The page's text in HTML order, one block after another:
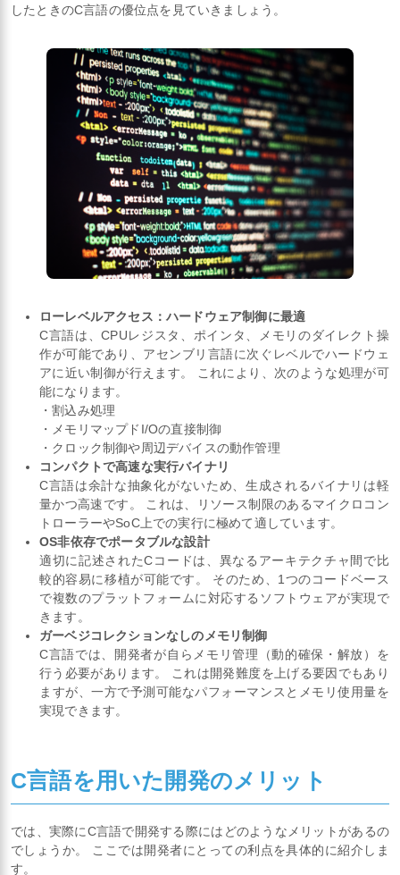
したときのC言語の優位点を見ていきましょう。
ローレベルアクセス：ハードウェア制御に最適
C言語は、CPUレジスタ、ポインタ、メモリのダイレクト操
作が可能であり、アセンブリ言語に次ぐレベルでハードウェ
アに近い制御が行えます。 これにより、次のような処理が可
能になります。
・割込み処理
・メモリマップドI/Oの直接制御
・クロック制御や周辺デバイスの動作管理
コンパクトで高速な実行バイナリ
C言語は余計な抽象化がないため、生成されるバイナリは軽
量かつ高速です。 これは、リソース制限のあるマイクロコン
トローラーやSoC上での実行に極めて適しています。
OS非依存でポータブルな設計
適切に記述されたCコードは、異なるアーキテクチャ間で比
較的容易に移植が可能です。 そのため、1つのコードベース
で複数のプラットフォームに対応するソフトウェアが実現で
きます。
ガーベジコレクションなしのメモリ制御
C言語では、開発者が自らメモリ管理（動的確保・解放）を
行う必要があります。 これは開発難度を上げる要因でもあり
ますが、一方で予測可能なパフォーマンスとメモリ使用量を
実現できます。
C言語を用いた開発のメリット
では、実際にC言語で開発する際にはどのようなメリットがあるの
でしょうか。 ここでは開発者にとっての利点を具体的に紹介しま
す。